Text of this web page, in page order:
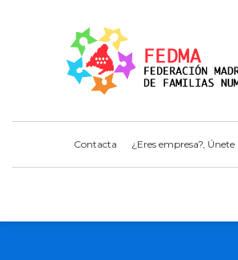
Contacta ¿Eres empresa?, Únete